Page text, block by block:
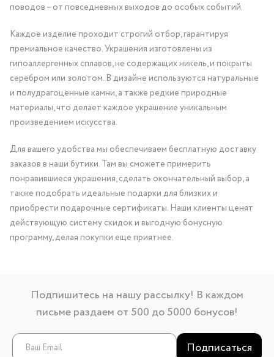
поводов – от повседневных выходов до особых событий.
Каждое изделие проходит строгий отбор, гарантируя
премиальное качество. Украшения изготовлены из
гипоаллергенных сплавов, не содержащих никель, и покрыты
серебром или золотом. В дизайне используются натуральные
и полудрагоценные камни, а также редкие природные
материалы, что делает каждое украшение уникальным
произведением искусства.
Для вашего удобства мы обеспечиваем бесплатную доставку
заказов в наши бутики. Там вы сможете примерить
понравившиеся украшения, сделать окончательный выбор, а
также подобрать идеальные подарки для близких и
приобрести подарочные сертификаты. Наши клиенты ценят
действующую систему скидок и выгодную бонусную
программу, делая покупки еще приятнее.
Подпишитесь на нашу рассылку! В каждом
письме раздаем от 500 до 5000 бонусов!
Подписаться